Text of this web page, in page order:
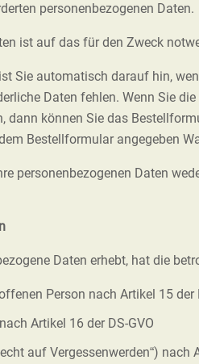
personenbezogenen Daten.
ist auf das für den Zweck
Sie automatisch darauf hin,
Daten fehlen. Wenn Sie
dann können Sie das
Bestellformular angegeben
personenbezogenen Daten
Daten erhebt, hat die
Person nach Artikel 15 der
Artikel 16 der DS-GVO
auf Vergessenwerden“) nach